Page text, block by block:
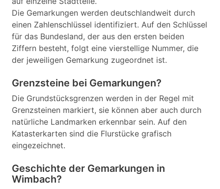
Die Gemarkungen werden deutschlandweit durch
einen Zahlenschlüssel identifiziert. Auf den Schlüssel
für das Bundesland, der aus den ersten beiden
Ziffern besteht, folgt eine vierstellige Nummer, die
der jeweiligen Gemarkung zugeordnet ist.
Grenzsteine bei Gemarkungen?
Die Grundstücksgrenzen werden in der Regel mit
Grenzsteinen markiert, sie können aber auch durch
natürliche Landmarken erkennbar sein. Auf den
Katasterkarten sind die Flurstücke grafisch
eingezeichnet.
Geschichte der Gemarkungen in
Wimbach?